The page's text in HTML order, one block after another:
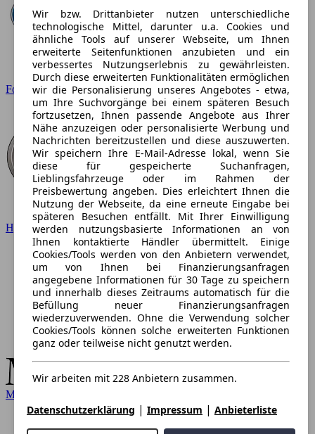
Ford
Hyundai
Mercedes-Benz
Wir bzw. Drittanbieter nutzen unterschiedliche
technologische Mittel, darunter u.a. Cookies und
ähnliche Tools auf unserer Webseite, um Ihnen
erweiterte Seitenfunktionen anzubieten und ein
verbessertes Nutzungserlebnis zu gewährleisten.
Durch diese erweiterten Funktionalitäten ermöglichen
wir die Personalisierung unseres Angebotes - etwa,
um Ihre Suchvorgänge bei einem späteren Besuch
fortzusetzen, Ihnen passende Angebote aus Ihrer
Nähe anzuzeigen oder personalisierte Werbung und
Nachrichten bereitzustellen und diese auszuwerten.
Wir speichern Ihre E-Mail-Adresse lokal, wenn Sie
diese für gespeicherte Suchanfragen,
Lieblingsfahrzeuge oder im Rahmen der
Preisbewertung angeben. Dies erleichtert Ihnen die
Nutzung der Webseite, da eine erneute Eingabe bei
späteren Besuchen entfällt. Mit Ihrer Einwilligung
werden nutzungsbasierte Informationen an von
Ihnen kontaktierte Händler übermittelt. Einige
Cookies/Tools werden von den Anbietern verwendet,
um von Ihnen bei Finanzierungsanfragen
angegebene Informationen für 30 Tage zu speichern
und innerhalb dieses Zeitraums automatisch für die
Befüllung neuer Finanzierungsanfragen
wiederzuverwenden. Ohne die Verwendung solcher
Cookies/Tools können solche erweiterten Funktionen
ganz oder teilweise nicht genutzt werden.
Wir arbeiten mit 228 Anbietern zusammen.
Datenschutzerklärung | Impressum | Anbieterliste